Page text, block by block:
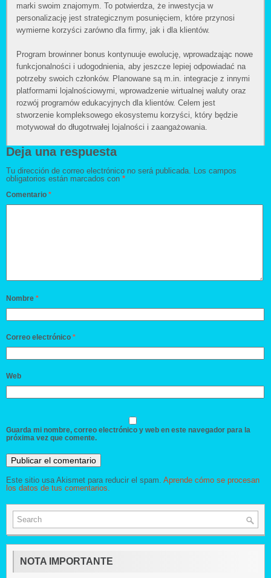
marki swoim znajomym. To potwierdza, że inwestycja w
personalizację jest strategicznym posunięciem, które przynosi
wymierne korzyści zarówno dla firmy, jak i dla klientów.
Program browinner bonus kontynuuje ewolucję, wprowadzając nowe
funkcjonalności i udogodnienia, aby jeszcze lepiej odpowiadać na
potrzeby swoich członków. Planowane są m.in. integracje z innymi
platformami lojalnościowymi, wprowadzenie wirtualnej waluty oraz
rozwój programów edukacyjnych dla klientów. Celem jest
stworzenie kompleksowego ekosystemu korzyści, który będzie
motywował do długotrwałej lojalności i zaangażowania.
Deja una respuesta
Tu dirección de correo electrónico no será publicada. Los campos
obligatorios están marcados con *
Comentario *
Nombre *
Correo electrónico *
Web
Guarda mi nombre, correo electrónico y web en este navegador para la
próxima vez que comente.
Este sitio usa Akismet para reducir el spam. Aprende cómo se procesan
los datos de tus comentarios.
NOTA IMPORTANTE